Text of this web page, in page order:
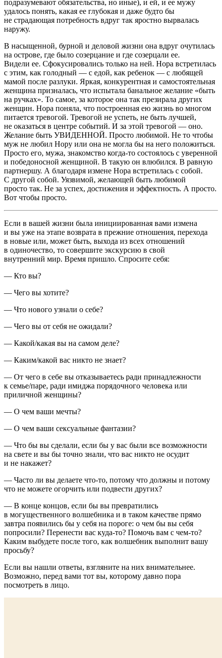
подразумевают обязательства, но иные), и ей, и ее мужу
удалось понять, какая ее глубокая и даже будто бы
не страдающая потребность вдруг так яростно вырвалась
наружу.
В насыщенной, бурной и деловой жизни она вдруг очутилась
на острове, где было созерцание и где созерцали ее.
Видели ее. Сфокусировались только на ней. Нора встретилась
с этим, как голодный — с едой, как ребенок — с любящей
мамой после разлуки. Яркая, конкурентная и самостоятельная
женщина призналась, что испытала банальное желание «быть
на ручках». То самое, за которое она так презирала других
женщин. Нора поняла, что построенная ею жизнь во многом
питается тревогой. Тревогой не успеть, не быть лучшей,
не оказаться в центре событий. И за этой тревогой — оно.
Желание быть УВИДЕННОЙ. Просто любимой. Не то чтобы
муж не любил Нору или она не могла бы на него положиться.
Просто его, мужа, знакомство когда-то состоялось с уверенной
и победоносной женщиной. В такую он влюбился. В равную
партнершу. А благодаря измене Нора встретилась с собой.
С другой собой. Уязвимой, желающей быть любимой
просто так. Не за успех, достижения и эффектность. А просто.
Вот чтобы просто.
Если в вашей жизни была инициированная вами измена
и вы уже на этапе возврата в прежние отношения, перехода
в новые или, может быть, выхода из всех отношений
в одиночество, то совершите экскурсию в свой
внутренний мир. Время пришло. Спросите себя:
— Кто вы?
— Чего вы хотите?
— Что нового узнали о себе?
— Чего вы от себя не ожидали?
— Какой/какая вы на самом деле?
— Каким/какой вас никто не знает?
— От чего в себе вы отказываетесь ради принадлежности
к семье/паре, ради имиджа порядочного человека или
приличной женщины?
— О чем ваши мечты?
— О чем ваши сексуальные фантазии?
— Что бы вы сделали, если бы у вас были все возможности
на свете и вы бы точно знали, что вас никто не осудит
и не накажет?
— Часто ли вы делаете что-то, потому что должны и потому
что не можете огорчить или подвести других?
— В конце концов, если бы вы превратились
в могущественного волшебника и в таком качестве прямо
завтра появились бы у себя на пороге: о чем бы вы себя
попросили? Перенести вас куда-то? Помочь вам с чем-то?
Каким выбудете после того, как волшебник выполнит вашу
просьбу?
Если вы нашли ответы, взгляните на них внимательнее.
Возможно, перед вами тот вы, которому давно пора
посмотреть в лицо.